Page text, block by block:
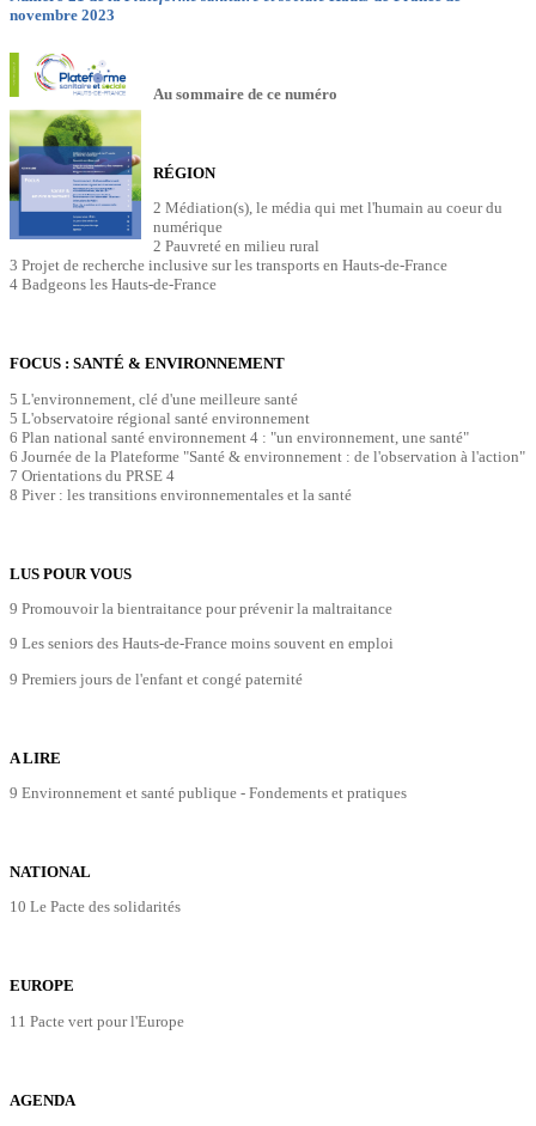
novembre 2023
Au sommaire de ce numéro
RÉGION
2 Médiation(s), le média qui met l'humain au coeur du
numérique
2 Pauvreté en milieu rural
3 Projet de recherche inclusive sur les transports en Hauts-de-France
4 Badgeons les Hauts-de-France
FOCUS : SANTÉ & ENVIRONNEMENT
5 L'environnement, clé d'une meilleure santé
5 L'observatoire régional santé environnement
6 Plan national santé environnement 4 : "un environnement, une santé"
6 Journée de la Plateforme "Santé & environnement : de l'observation à l'action"
7 Orientations du PRSE 4
8 Piver : les transitions environnementales et la santé
LUS POUR VOUS
9 Promouvoir la bientraitance pour prévenir la maltraitance
9 Les seniors des Hauts-de-France moins souvent en emploi
9 Premiers jours de l'enfant et congé paternité
A LIRE
9 Environnement et santé publique - Fondements et pratiques
NATIONAL
10 Le Pacte des solidarités
EUROPE
11 Pacte vert pour l'Europe
AGENDA